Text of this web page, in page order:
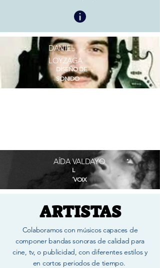
DANIEL
LOYZAGA
DISEÑO DE
SONIDO
AÍDA VALDAYO
L
´VOIX
ARTISTAS
Colaboramos con músicos capaces de
componer bandas sonoras de calidad para
cine, tv, o publicidad, con diferentes estilos y
en cortos periodos de tiempo.